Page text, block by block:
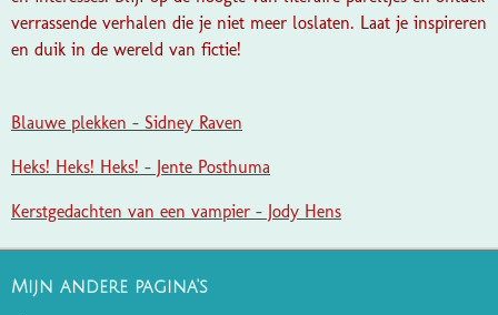
verrassende verhalen die je niet meer loslaten. Laat je inspireren
en duik in de wereld van fictie!
Blauwe plekken - Sidney Raven
Heks! Heks! Heks! - Jente Posthuma
Kerstgedachten van een vampier - Jody Hens
Mijn andere pagina's